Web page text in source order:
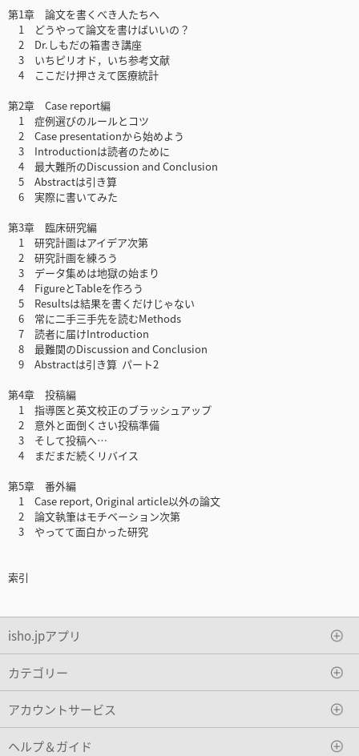
第1章 論文を書くべき人たちへ
1 どうやって論文を書けばいいの？
2 Dr.しもだの箱書き講座
3 いちピリオド，いち参考文献
4 ここだけ押さえて医療統計
第2章 Case report編
1 症例選びのルールとコツ
2 Case presentationから始めよう
3 Introductionは読者のために
4 最大難所のDiscussion and Conclusion
5 Abstractは引き算
6 実際に書いてみた
第3章 臨床研究編
1 研究計画はアイデア次第
2 研究計画を練ろう
3 データ集めは地獄の始まり
4 FigureとTableを作ろう
5 Resultsは結果を書くだけじゃない
6 常に二手三手先を読むMethods
7 読者に届けIntroduction
8 最難関のDiscussion and Conclusion
9 Abstractは引き算 パート2
第4章 投稿編
1 指導医と英文校正のブラッシュアップ
2 意外と面倒くさい投稿準備
3 そして投稿へ…
4 まだまだ続くリバイス
第5章 番外編
1 Case report, Original article以外の論文
2 論文執筆はモチベーション次第
3 やってて面白かった研究
索引
isho.jpアプリ
カテゴリー
アカウントサービス
ヘルプ＆ガイド